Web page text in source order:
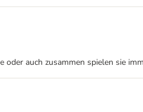
auch zusammen spielen sie